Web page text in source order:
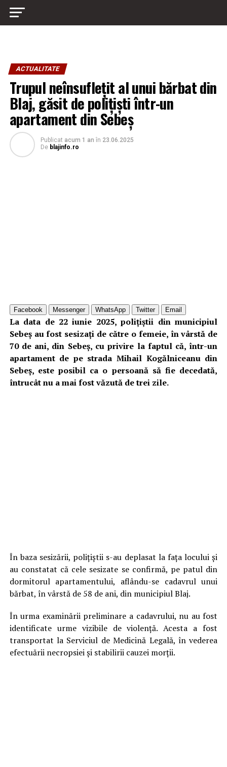
ACTUALITATE
Trupul neînsuflețit al unui bărbat din
Blaj, găsit de polițiști într-un
apartament din Sebeș
Publicat acum 1 an în 23.06.2025
De blajinfo.ro
Facebook Messenger WhatsApp Twitter Email
La data de 22 iunie 2025, polițiștii din municipiul
Sebeș au fost sesizați de către o femeie, în vârstă de
70 de ani, din Sebeș, cu privire la faptul că, într-un
apartament de pe strada Mihail Kogălniceanu din
Sebeș, este posibil ca o persoană să fie decedată,
întrucât nu a mai fost văzută de trei zile.
În baza sesizării, polițiștii s-au deplasat la fața locului și
au constatat că cele sesizate se confirmă, pe patul din
dormitorul apartamentului, aflându-se cadavrul unui
bărbat, în vârstă de 58 de ani, din municipiul Blaj.
În urma examinării preliminare a cadavrului, nu au fost
identificate urme vizibile de violență. Acesta a fost
transportat la Serviciul de Medicină Legală, în vederea
efectuării necropsiei și stabilirii cauzei morții.